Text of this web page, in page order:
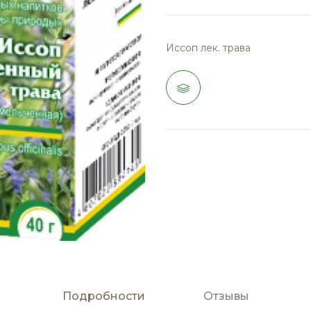
Иссоп лек. трава
Подробности Отзывы